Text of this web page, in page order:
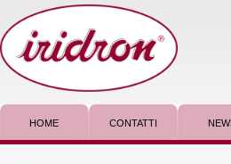
HOME CONTATTI